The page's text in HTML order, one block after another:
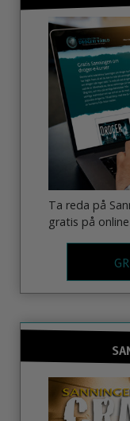
Ta reda på
gratis på